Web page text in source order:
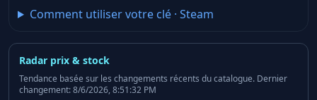
Radar prix & stock
Tendance basée sur les changements récents du catalogue. Dernier
changement: 8/6/2026, 8:51:32 PM
Comment utiliser votre clé· Steam